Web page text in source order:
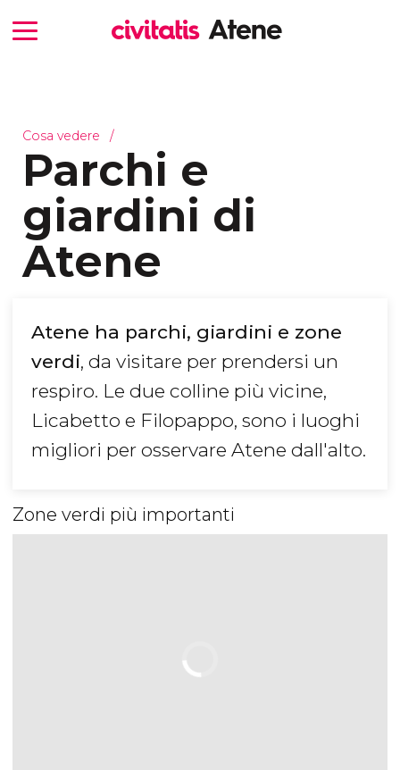
Cosa vedere
Parchi e
giardini di
Atene
Atene ha parchi, giardini e zone
verdi, da visitare per prendersi un
respiro. Le due colline più vicine,
Licabetto e Filopappo, sono i luoghi
migliori per osservare Atene dall'alto.
Zone verdi più importanti